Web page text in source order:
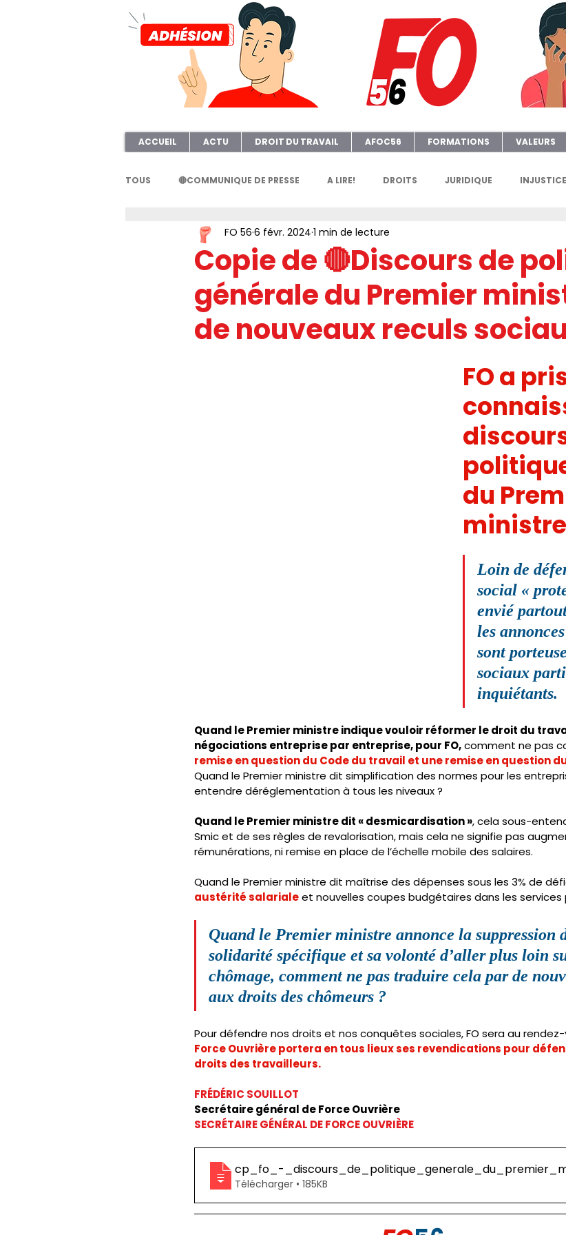
ACCUEIL ACTU DROIT DU TRAVAIL AFOC56 FORMATIONS VALEURS
TOUS 🔴COMMUNIQUE DE PRESSE A LIRE! DROITS JURIDIQUE
FORMATION AFOC56 AGENDA FGTAFO
ELECTION TPE Questionnaire AFOC Sondage Dates Formations
Copie de 🔴Discours de
générale du Premier
de nouveaux reculs
FO 56 6 févr. 2024 1 min de lecture
FO a
du
Loin de
social «
envié
les
sont
sociaux
inquiétants.
Quand le Premier ministre indique vouloir réformer le droit du
négociations entreprise par entreprise, pour FO, comment ne pas
remise en question du Code du travail et une remise en question
Quand le Premier ministre dit simplification des normes pour les
entendre déréglementation à tous les niveaux ?
Quand le Premier ministre dit « desmicardisation », cela sous-
Smic et de ses règles de revalorisation, mais cela ne signifie pas
rémunérations, ni remise en place de l’échelle mobile des salaires.
Quand le Premier ministre dit maîtrise des dépenses sous les 3% de
austérité salariale et nouvelles coupes budgétaires dans les services
Quand le Premier ministre annonce la suppression
solidarité spécifique et sa volonté d’aller plus loin
chômage, comment ne pas traduire cela par de
aux droits des chômeurs ?
Pour défendre nos droits et nos conquêtes sociales, FO sera au rendez-
Force Ouvrière portera en tous lieux ses revendications pour
droits des travailleurs.
FRÉDÉRIC SOUILLOT
Secrétaire général de Force Ouvrière
SECRÉTAIRE GÉNÉRAL DE FORCE OUVRIÈRE
cp_fo_-
Télécharger • 185KB